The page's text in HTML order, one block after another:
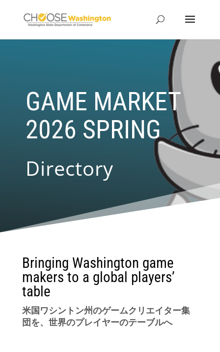
GAME MARKET
2026 SPRING
Directory
Bringing Washington game
makers to a global players’
table
米国ワシントン州のゲームクリエイター集
団を、世界のプレイヤーのテーブルへ